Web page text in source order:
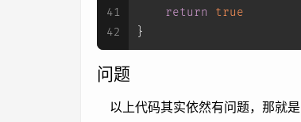
41
42
return
true
}
问题
以上代码其实依然有问题，那就